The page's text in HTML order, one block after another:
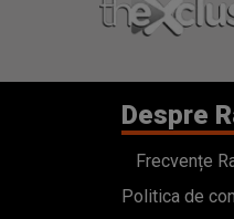
Despre
Frecvențe
Politica de